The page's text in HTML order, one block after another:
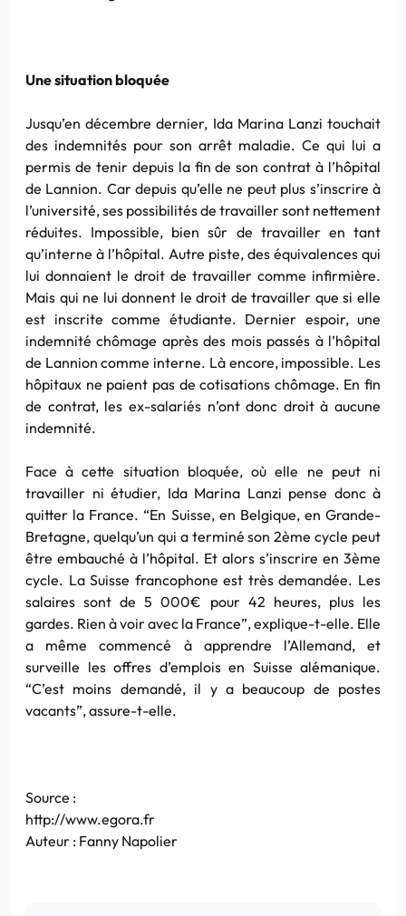
Une situation bloquée
Jusqu’en décembre dernier, Ida Marina Lanzi touchait
des indemnités pour son arrêt maladie. Ce qui lui a
permis de tenir depuis la fin de son contrat à l’hôpital
de Lannion. Car depuis qu’elle ne peut plus s’inscrire à
l’université, ses possibilités de travailler sont nettement
réduites. Impossible, bien sûr de travailler en tant
qu’interne à l’hôpital. Autre piste, des équivalences qui
lui donnaient le droit de travailler comme infirmière.
Mais qui ne lui donnent le droit de travailler que si elle
est inscrite comme étudiante. Dernier espoir, une
indemnité chômage après des mois passés à l’hôpital
de Lannion comme interne. Là encore, impossible. Les
hôpitaux ne paient pas de cotisations chômage. En fin
de contrat, les ex-salariés n’ont donc droit à aucune
indemnité.
Face à cette situation bloquée, où elle ne peut ni
travailler ni étudier, Ida Marina Lanzi pense donc à
quitter la France. “En Suisse, en Belgique, en Grande-
Bretagne, quelqu’un qui a terminé son 2ème cycle peut
être embauché à l’hôpital. Et alors s’inscrire en 3ème
cycle. La Suisse francophone est très demandée. Les
salaires sont de 5 000€ pour 42 heures, plus les
gardes. Rien à voir avec la France”, explique-t-elle. Elle
a même commencé à apprendre l’Allemand, et
surveille les offres d’emplois en Suisse alémanique.
“C’est moins demandé, il y a beaucoup de postes
vacants”, assure-t-elle.
Source :
http://www.egora.fr
Auteur : Fanny Napolier